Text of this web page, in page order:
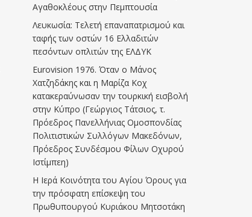
Αγαθοκλέους στην Πεμπτουσία
Λευκωσία: Τελετή επαναπατρισμού και
ταφής των οστών 16 Ελλαδιτών
πεσόντων οπλιτών της ΕΛΔΥΚ
Eurovision 1976. Όταν ο Μάνος
Χατζηδάκης και η Μαρίζα Κοχ
κατακεραύνωσαν την τουρκική εισβολή
στην Κύπρο (Γεώργιος Τάτσιος, τ.
Πρόεδρος Πανελλήνιας Ομοσπονδίας
Πολιτιστικών Συλλόγων Μακεδόνων,
Πρόεδρος Συνδέσμου Φίλων Οχυρού
Ιστίμπεη)
Η Ιερά Κοινότητα του Αγίου Όρους για
την πρόσφατη επίσκεψη του
Πρωθυπουργού Κυριάκου Μητσοτάκη